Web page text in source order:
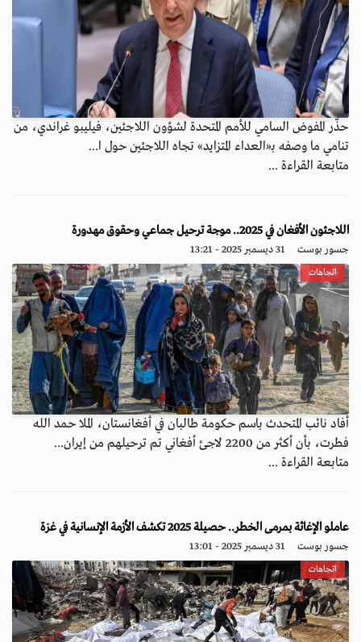
حذّر المفوض السامي للأمم المتحدة لشؤون اللاجئين، فيليبو غراندي، من
تنامي ما وصفه بـ«العداء المتزايد» تجاه اللاجئين حول ا...
متابعة القراءة ...
اللاجئون الأفغان في 2025.. موجة ترحيل جماعي وحقوق مهدورة
جسور بوست 31 ديسمبر 2025 - 13:21
اتجاهات
أفاد نائب المتحدث باسم حكومة طالبان في أفغانستان، الملا حمد الله
فطرت، بأن أكثر من 2200 لاجئ أفغاني تم ترحيلهم من إيران...
متابعة القراءة ...
عاملو الإغاثة بمرمى الخطر.. حصيلة 2025 تكشف الأزمة الإنسانية في غزة
جسور بوست 31 ديسمبر 2025 - 13:01
اتجاهات